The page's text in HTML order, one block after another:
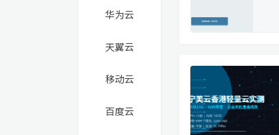
华为云
天翼云
移动云
百度云